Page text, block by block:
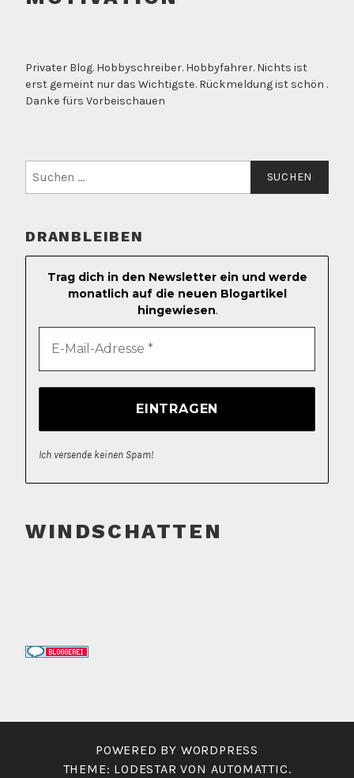
Privater Blog. Hobbyschreiber. Hobbyfahrer. Nichts ist
erst gemeint nur das Wichtigste. Rückmeldung ist schön .
Danke fürs Vorbeischauen
nach:
DRANBLEIBEN
Trag dich in den Newsletter ein und werde
monatlich auf die neuen Blogartikel
hingewiesen.
Ich versende keinen Spam!
WINDSCHATTEN
POWERED BY WORDPRESS
THEME: LODESTAR VON AUTOMATTIC.